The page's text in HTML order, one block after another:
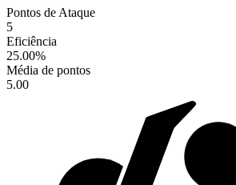
Pontos de Ataque
5
Eficiência
25.00%
Média de pontos
5.00